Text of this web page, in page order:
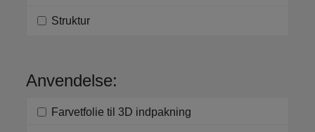
Struktur
Anvendelse:
Farvetfolie til 3D indpakning